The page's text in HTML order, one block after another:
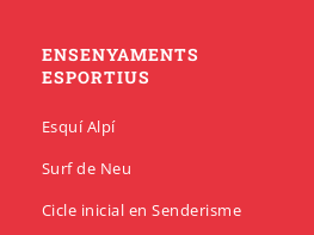
ENSENYAMENTS
ESPORTIUS
Esquí Alpí
Surf de Neu
Cicle inicial en Senderisme